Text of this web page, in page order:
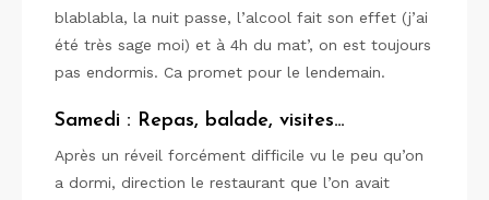
blablabla, la nuit passe, l’alcool fait son effet (j’ai
été très sage moi) et à 4h du mat’, on est toujours
pas endormis. Ca promet pour le lendemain.
Samedi : Repas, balade, visites…
Après un réveil forcément difficile vu le peu qu’on
a dormi, direction le restaurant que l’on avait